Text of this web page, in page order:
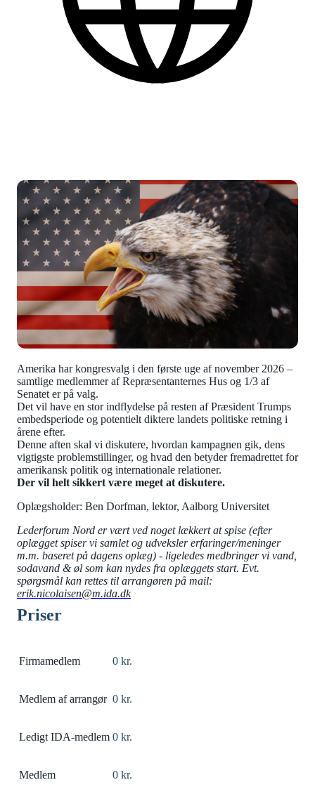
Amerika har kongresvalg i den første uge af november 2026 –
samtlige medlemmer af Repræsentanternes Hus og 1/3 af
Senatet er på valg.
Det vil have en stor indflydelse på resten af ​​Præsident Trumps
embedsperiode og potentielt diktere landets politiske retning i
årene efter.
Denne aften skal vi diskutere, hvordan kampagnen gik, dens
vigtigste problemstillinger, og hvad den betyder fremadrettet for
amerikansk politik og internationale relationer.
Der vil helt sikkert være meget at diskutere.
Oplægsholder: Ben Dorfman, lektor, Aalborg Universitet
Lederforum Nord er vært ved noget lækkert at spise (efter
oplægget spiser vi samlet og udveksler erfaringer/meninger
m.m. baseret på dagens oplæg) - ligeledes medbringer vi vand,
sodavand & øl som kan nydes fra oplæggets start. Evt.
spørgsmål kan rettes til arrangøren på mail:
erik.nicolaisen@m.ida.dk
Priser
Firmamedlem 0 kr.
Medlem af arrangør 0 kr.
Ledigt IDA-medlem 0 kr.
Medlem 0 kr.